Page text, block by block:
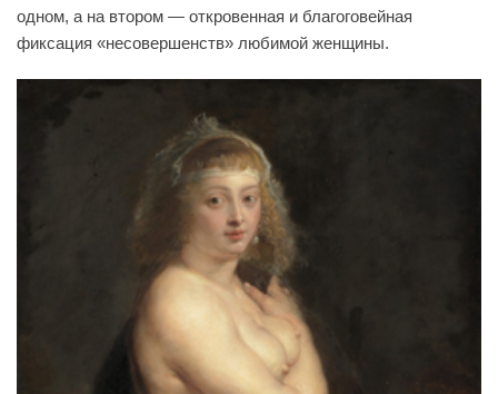
одном, а на втором — откровенная и благоговейная
фиксация «несовершенств» любимой женщины.